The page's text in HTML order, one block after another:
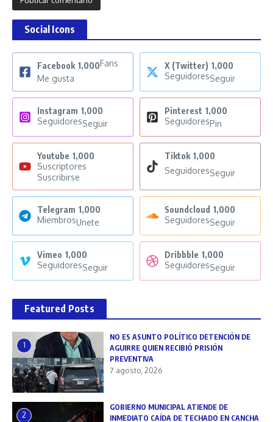
Social Icons
Facebook 1,000Fans
Me gusta
X (Twitter) 1,000
SeguidoresSeguir
Instagram 1,000
SeguidoresSeguir
Pinterest 1,000
SeguidoresPin
Youtube 1,000
Suscriptores
Suscribirse
Tiktok 1,000
SeguidoresSeguir
Telegram 1,000
MiembrosUnete
Soundcloud 1,000
SeguidoresSeguir
Vimeo 1,000
SeguidoresSeguir
Dribbble 1,000
SeguidoresSeguir
Featured Posts
1
NO ES ASUNTO POLÍTICO DETENCIÓN DE
AGUIRRE QUIEN RECIBIÓ PRISIÓN
PREVENTIVA
7 agosto, 2026
2
GOBIERNO MUNICIPAL ATIENDE DE
INMEDIATO CAÍDA DE TECHADO EN CANCHA